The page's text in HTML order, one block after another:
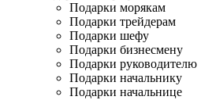
Подарки морякам
Подарки трейдерам
Подарки шефу
Подарки бизнесмену
Подарки руководителю
Подарки начальнику
Подарки начальнице